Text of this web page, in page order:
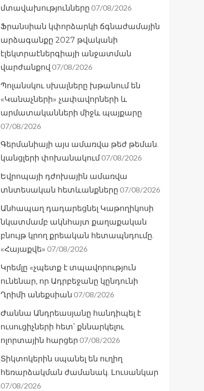
մտավախությունները 07/08/2026
Ֆրանսիան կփորձարկի ճգնաժամային
արձագանքը 2027 թվականի
էլեկտրաէներգիայի անջատման
վարժանքով 07/08/2026
Պոլանսկու սխալները խթանում են
«Կանաչների» չափավորների և
արմատականների միջև պայքարը
07/08/2026
Գերմանիայի այս ամառվա թեժ թեման.
կանցլերի փոխանակում07/08/2026
Եվրոպայի դժոխային ամառվա
տնտեսական հետևանքները 07/08/2026
Անհապաղ դադարեցնել Կաթողիկոսի
նկատմամբ ակնհայտ քաղաքական
բնույթ կրող քրեական հետապնդումը.
«Հայաքվե» 07/08/2026
Կրեմլը «չպետք է տպավորություն
ունենար, որ Ադրբեջանը կընդունի
Ղրիմի անեքսիան 07/08/2026
Ժաննա Անդրեասյանը հանդիպել է
ուսուցիչների հետ՝ քննարկելու
ոլորտային հարցեր 07/08/2026
Տիկտոկերին սպանել են ուղիղ
հեռարձակման ժամանակ. Լուսանկար
07/08/2026